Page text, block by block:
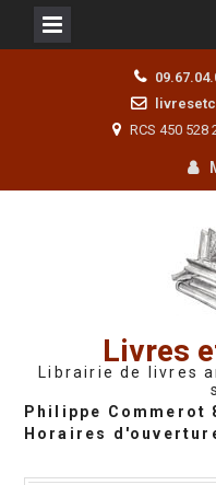
RCS 450 528
Livres
Librairie de livres